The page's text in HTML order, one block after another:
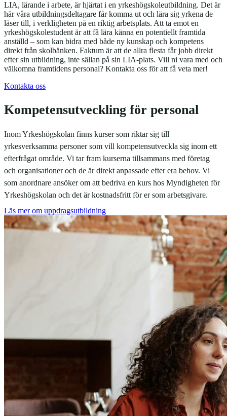
LIA, lärande i arbete, är hjärtat i en yrkeshögskoleutbildning. Det är
här våra utbildningsdeltagare får komma ut och lära sig yrkena de
läser till, i verkligheten på en riktig arbetsplats. Att ta emot en
yrkeshögskolestudent är att få lära känna en potentiellt framtida
anställd – som kan bidra med både ny kunskap och kompetens
direkt från skolbänken. Faktum är att de allra flesta får jobb direkt
efter sin utbildning, inte sällan på sin LIA-plats. Vill ni vara med och
välkomna framtidens personal? Kontakta oss för att få veta mer!
Kontakta oss
Kompetensutveckling för personal
Inom Yrkeshögskolan finns kurser som riktar sig till
yrkesverksamma personer som vill kompetensutveckla sig inom ett
efterfrågat område. Vi tar fram kurserna tillsammans med företag
och organisationer och de är direkt anpassade efter era behov. Vi
som anordnare ansöker om att bedriva en kurs hos Myndigheten för
Yrkeshögskolan och det är kostnadsfritt för er som arbetsgivare.
Läs mer om uppdragsutbildning